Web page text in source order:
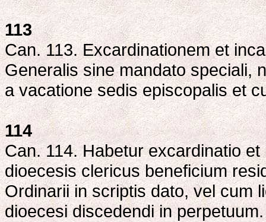
113
Can. 113. Excardinationem et
Generalis sine mandato speciali,
a vacatione sedis episcopalis et
114
Can. 114. Habetur excardinatio
dioecesis clericus beneficium
Ordinarii in scriptis dato, vel cum
dioecesi discedendi in perpetuum.